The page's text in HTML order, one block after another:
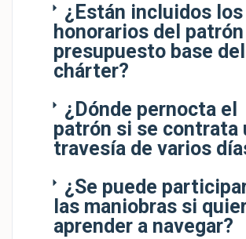
¿Están incluidos los
honorarios del patrón
presupuesto base del
chárter?
¿Dónde pernocta el
patrón si se contrata
travesía de varios
¿Se puede
las maniobras si
aprender a navegar?